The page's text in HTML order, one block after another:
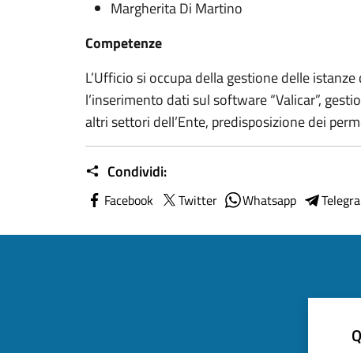
Margherita Di Martino
Competenze
L’Ufficio si occupa della gestione delle
l’inserimento dati sul software “Valicar”,
altri settori dell’Ente, predisposizione dei
Condividi:
Facebook Twitter Whatsapp